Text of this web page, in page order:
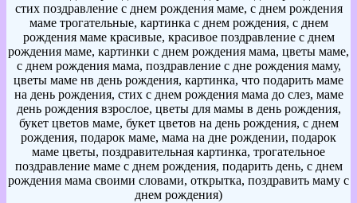
стих поздравление с днем рождения маме, с днем рождения
маме трогательные, картинка с днем рождения, с днем
рождения маме красивые, красивое поздравление с днем
рождения маме, картинки с днем рождения мама, цветы маме,
с днем рождения мама, поздравление с дне рождения маму,
цветы маме нв день рождения, картинка, что подарить маме
на день рождения, стих с днем рождения мама до слез, маме
день рождения взрослое, цветы для мамы в день рождения,
букет цветов маме, букет цветов на день рождения, с днем
рождения, подарок маме, мама на дне рождении, подарок
маме цветы, поздравительная картинка, трогательное
поздравление маме с днем рождения, подарить день, с днем
рождения мама своими словами, открытка, поздравить маму с
днем рождения)